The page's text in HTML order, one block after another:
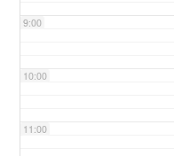
9:00
10:00
11:00